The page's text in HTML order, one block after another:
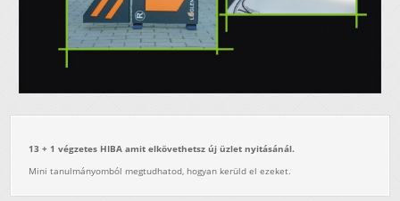
13 + 1 végzetes HIBA amit elkövethetsz új üzlet nyitásánál.
Mini tanulmányomból megtudhatod, hogyan kerüld el ezeket.